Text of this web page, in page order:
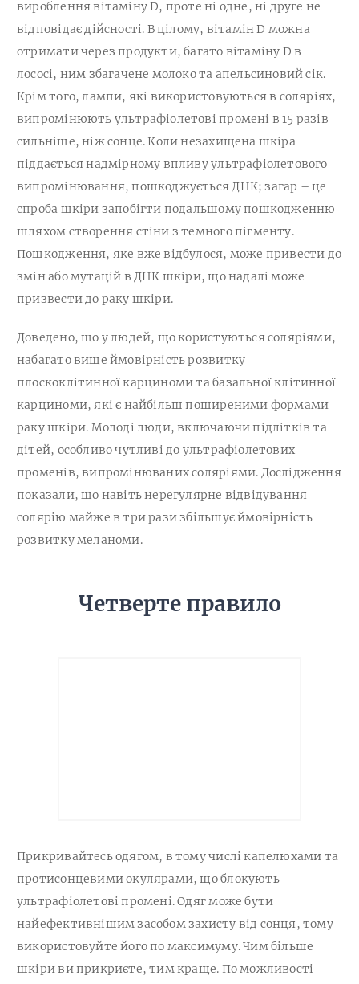
вироблення вітаміну D, проте ні одне, ні друге не
відповідає дійсності. В цілому, вітамін D можна
отримати через продукти, багато вітаміну D в
лососі, ним збагачене молоко та апельсиновий сік.
Крім того, лампи, які використовуються в соляріях,
випромінюють ультрафіолетові промені в 15 разів
сильніше, ніж сонце. Коли незахищена шкіра
піддається надмірному впливу ультрафіолетового
випромінювання, пошкоджується ДНК; загар – це
спроба шкіри запобігти подальшому пошкодженню
шляхом створення стіни з темного пігменту.
Пошкодження, яке вже відбулося, може привести до
змін або мутацій в ДНК шкіри, що надалі може
призвести до раку шкіри.
Доведено, що у людей, що користуються соляріями,
набагато вище ймовірність розвитку
плоскоклітинної карциноми та базальної клітинної
карциноми, які є найбільш поширеними формами
раку шкіри. Молоді люди, включаючи підлітків та
дітей, особливо чутливі до ультрафіолетових
променів, випромінюваних соляріями. Дослідження
показали, що навіть нерегулярне відвідування
солярію майже в три рази збільшує ймовірність
розвитку меланоми.
Четверте правило
Прикривайтесь одягом, в тому числі капелюхами та
протисонцевими окулярами, що блокують
ультрафіолетові промені. Одяг може бути
найефективнішим засобом захисту від сонця, тому
використовуйте його по максимуму. Чим більше
шкіри ви прикриєте, тим краще. По можливості